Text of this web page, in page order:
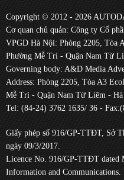
Copyright © 2012 - 2026
Cơ quan chủ quản: Công ty Cổ
VPGD Hà Nội: Phòng 2205, Tòa
Phường Mễ Trì - Quận Nam Từ
Governing body: A&D Media
Address: Phòng 2205, Tòa A3
Mễ Trì - Quận Nam Từ Liêm -
Tel: (84-24) 3762 1635/ 36 -
Giấy phép số 916/GP-TTĐT, Sở
ngày 09/3/2017.
Licence No. 916/GP-TTĐT dated
Information and Communications.